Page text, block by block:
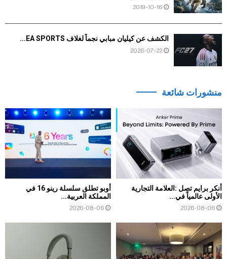
2019-10-16
الكشف عن كيليان مبابي نجماً لغلاف EA SPORTS...
2026-07-22
منشورات شائعة
أنكر برايم تصل :العلامة التجارية
الأولى عالمياً في...
2026-08-06
أوبو تطلق سلسلة رينو 16 في
المملكة العربية...
2026-08-06